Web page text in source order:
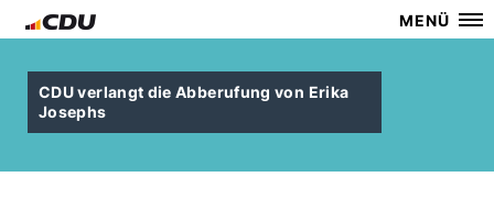
MENÜ
CDU verlangt die Abberufung von Erika
Josephs